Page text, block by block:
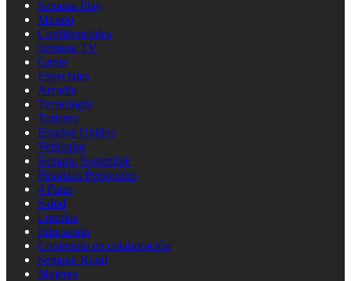
Semana Play
Mundo
Confidenciales
Semana TV
Gente
Especiales
Arcadia
Tecnología
Turismo
Estados Unidos
Vehículos
Semana Sostenible
Finanzas Personales
4 Patas
Salud
Loterías
Educación
Contenido en colaboración
Semana Rural
Mujeres